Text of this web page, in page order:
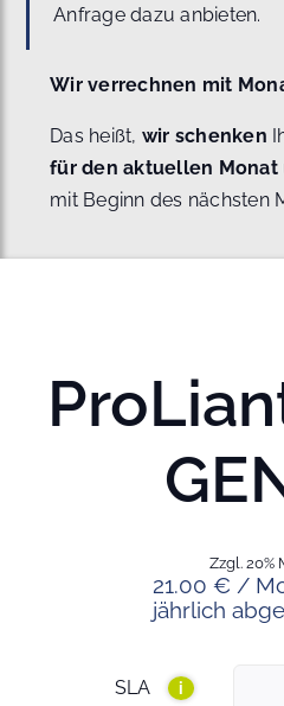
Anfrage dazu anbieten.
Wir verrechnen mit
Das heißt, wir schenken
für den aktuellen Monat
mit Beginn des nächsten
21.00 € /
jährlich
Zzgl. 20%
SLA i